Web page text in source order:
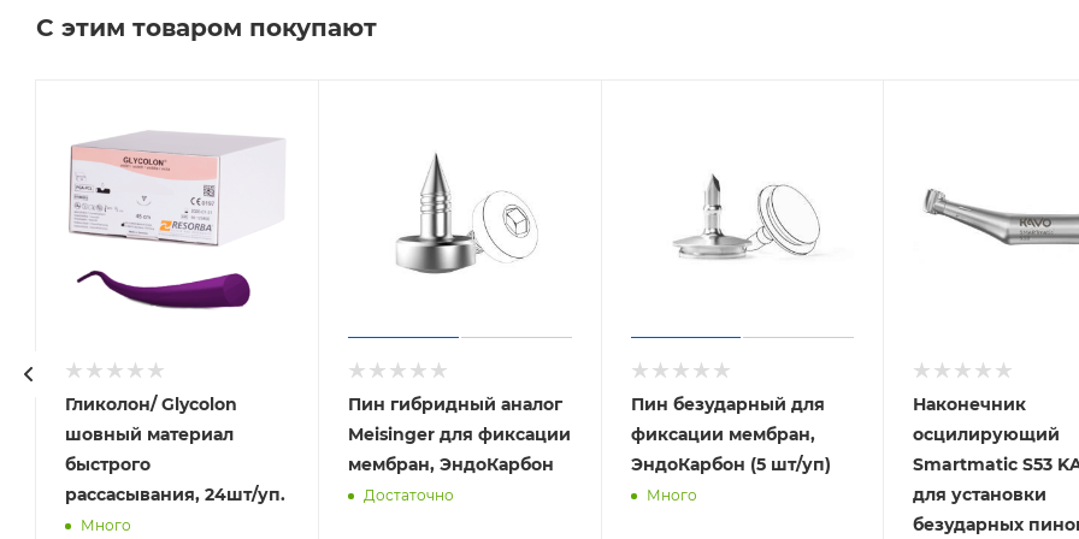
С этим товаром покупают
Гликолон/ Glycolon
шовный материал
быстрого
рассасывания, 24шт/уп.
Много
Пин гибридный аналог
Meisinger для фиксации
мембран, ЭндоКарбон
Достаточно
Пин безударный для
фиксации мембран,
ЭндоКарбон (5 шт/уп)
Много
Наконечник
осцилирующий
Smartmatic S53
для установки
безударных